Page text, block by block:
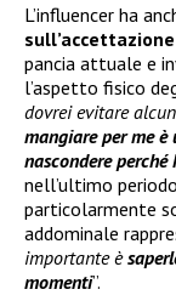
L’influencer ha
pancia attuale e
l’aspetto fisico
dovrei evitare
mangiare per me è
nascondere
nell’ultimo
particolarmente
addominale
importante è
momenti”.